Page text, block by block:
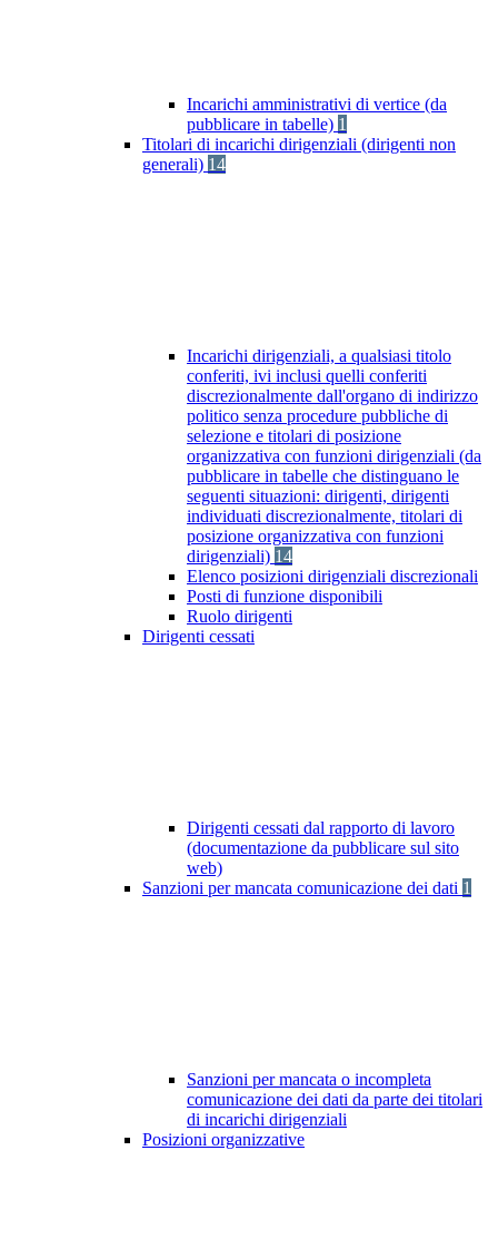
Incarichi amministrativi di vertice (da
pubblicare in tabelle) 1
Titolari di incarichi dirigenziali (dirigenti non
generali) 14
Incarichi dirigenziali, a qualsiasi titolo
conferiti, ivi inclusi quelli conferiti
discrezionalmente dall'organo di indirizzo
politico senza procedure pubbliche di
selezione e titolari di posizione
organizzativa con funzioni dirigenziali (da
pubblicare in tabelle che distinguano le
seguenti situazioni: dirigenti, dirigenti
individuati discrezionalmente, titolari di
posizione organizzativa con funzioni
dirigenziali) 14
Elenco posizioni dirigenziali discrezionali
Posti di funzione disponibili
Ruolo dirigenti
Dirigenti cessati
Dirigenti cessati dal rapporto di lavoro
(documentazione da pubblicare sul sito
web)
Sanzioni per mancata comunicazione dei dati 1
Sanzioni per mancata o incompleta
comunicazione dei dati da parte dei titolari
di incarichi dirigenziali
Posizioni organizzative